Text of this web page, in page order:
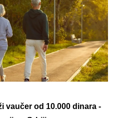
vaučer od 10.000 dinara -